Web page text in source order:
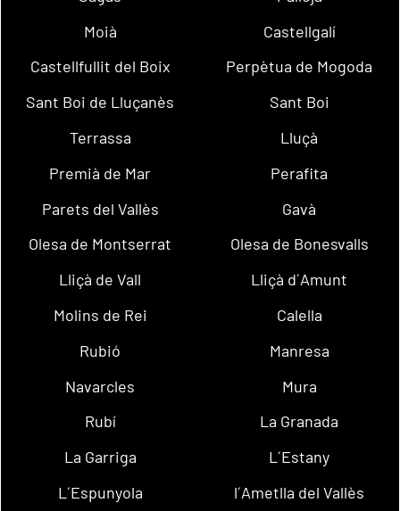
Moià
Castellgalí
Castellfullit del Boix
Perpètua de Mogoda
Sant Boi de Lluçanès
Sant Boi
Terrassa
Lluçà
Premià de Mar
Perafita
Parets del Vallès
Gavà
Olesa de Montserrat
Olesa de Bonesvalls
Lliçà de Vall
Lliçà d´Amunt
Molins de Rei
Calella
Rubió
Manresa
Navarcles
Mura
Rubí
La Granada
La Garriga
L´Estany
L´Espunyola
l´Ametlla del Vallès